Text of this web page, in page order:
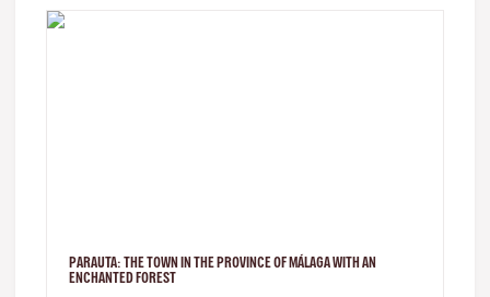
PARAUTA: THE TOWN IN THE PROVINCE OF MÁLAGA WITH AN
ENCHANTED FOREST